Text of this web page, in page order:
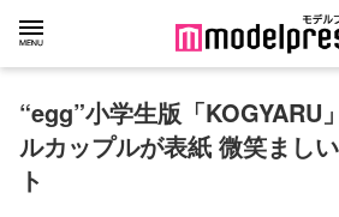
“egg”小学生版「KOGYARU
ルカップルが表紙 微笑まし
ト